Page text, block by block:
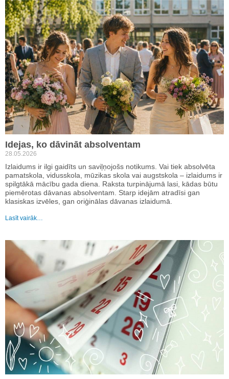
Idejas, ko dāvināt absolventam
28.05.2026
Izlaidums ir ilgi gaidīts un saviļņojošs notikums. Vai tiek absolvēta
pamatskola, vidusskola, mūzikas skola vai augstskola – izlaidums ir
spilgtākā mācību gada diena. Raksta turpinājumā lasi, kādas būtu
piemērotas dāvanas absolventam. Starp idejām atradīsi gan
klasiskas izvēles, gan oriģinālas dāvanas izlaidumā.
Lasīt vairāk…